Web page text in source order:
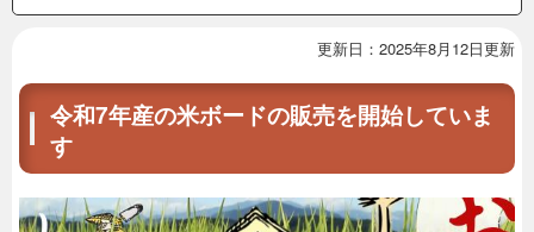
文
更新日：2025年8月12日更新
令和7年産の米ボードの販売を開始していま
す